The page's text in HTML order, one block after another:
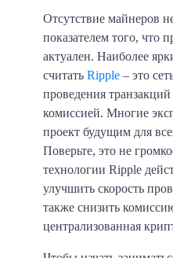
Отсутствие майнеров
показателем того, что
актуален. Наиболее
считать Ripple – это
проведения
комиссией. Многие
проект будущим для
Поверьте, это не
технологии Ripple
улучшить скорость
также снизить
централизованная